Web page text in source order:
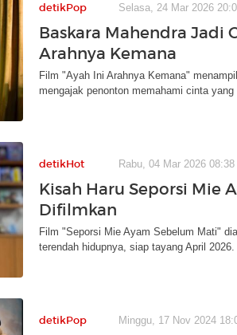
detikPop Selasa, 24 Mar 2026
Baskara Mahendra Jadi
Arahnya Kemana
Film "Ayah Ini Arahnya Kemana"
mengajak penonton memahami cinta
detikHot Rabu, 04 Mar 2026
Kisah Haru Seporsi Mie
Difilmkan
Film "Seporsi Mie Ayam Sebelum Mati"
terendah hidupnya, siap tayang April 2026.
detikPop Minggu, 17 Nov 2024